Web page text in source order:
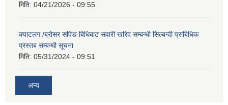
मिति: 04/21/2026 - 09:55
क्याटलग /ब्रोसर सपिङ बिधिबाट सवारी खरिद सम्बन्धी सिल्बन्दी प्राबिधिक
प्रस्तब सम्बन्धी सूचना
मिति: 05/31/2024 - 09:51
अन्य